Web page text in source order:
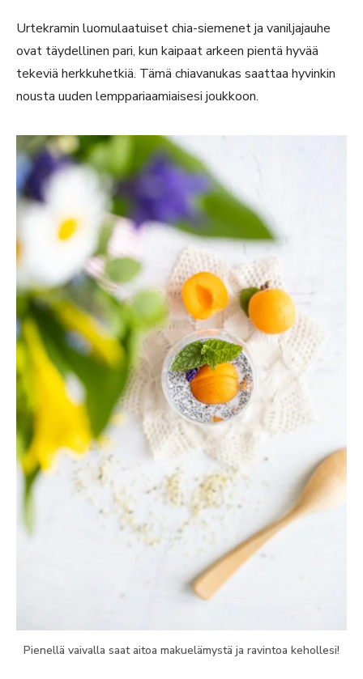
Urtekramin luomulaatuiset chia-siemenet ja vaniljajauhe
ovat täydellinen pari, kun kaipaat arkeen pientä hyvää
tekeviä herkkuhetkiä. Tämä chiavanukas saattaa hyvinkin
nousta uuden lemppariaamiaisesi joukkoon.
Pienellä vaivalla saat aitoa makuelämystä ja ravintoa kehollesi!